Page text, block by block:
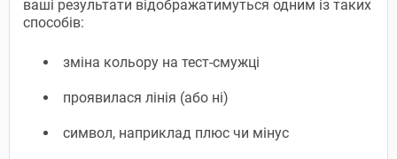
ваші результати відображатимуться одним із таких
способів:
зміна кольору на тест-смужці
проявилася лінія (або ні)
символ, наприклад плюс чи мінус